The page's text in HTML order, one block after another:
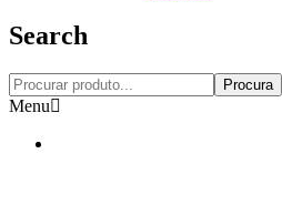
Search
Procura
Menu